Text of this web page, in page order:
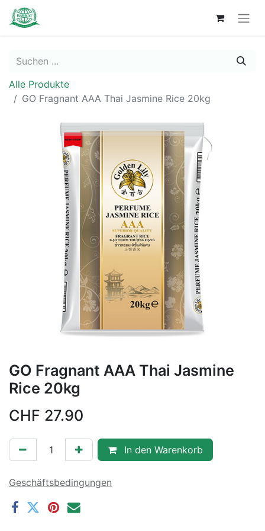
Alle Produkte
GO Fragnant AAA Thai Jasmine Rice 20kg
GO Fragnant AAA Thai Jasmine
Rice 20kg
CHF 27.90
In den Warenkorb
Geschäftsbedingungen